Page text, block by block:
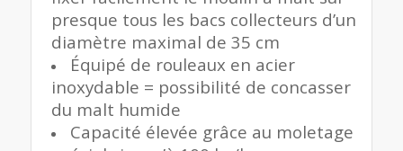
presque tous les bacs collecteurs d’un
diamètre maximal de 35 cm
Équipé de rouleaux en acier
inoxydable = possibilité de concasser
du malt humide
Capacité élevée grâce au moletage